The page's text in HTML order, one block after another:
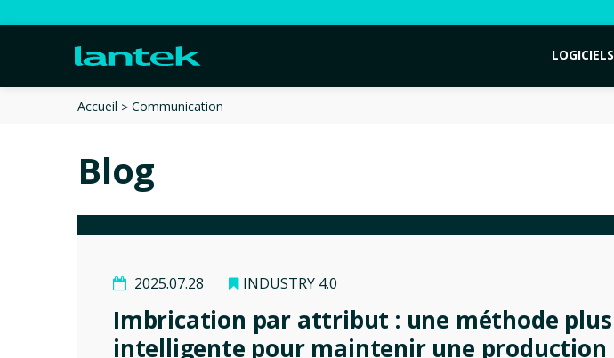
LOGICIELS
Accueil Communication
Blog
2025.07.28 INDUSTRY 4.0
Imbrication par attribut : une méthode plus
intelligente pour maintenir une production